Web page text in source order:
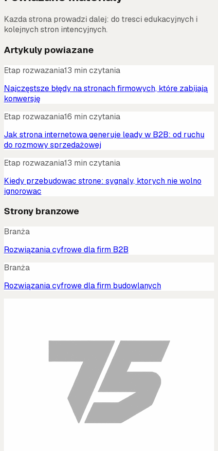
Kazda strona prowadzi dalej: do tresci edukacyjnych i
kolejnych stron intencyjnych.
Artykuly powiazane
Etap rozwazania13 min czytania
Najczęstsze błędy na stronach firmowych, które zabijają
konwersję
Etap rozwazania16 min czytania
Jak strona internetowa generuje leady w B2B: od ruchu
do rozmowy sprzedażowej
Etap rozwazania13 min czytania
Kiedy przebudowac strone: sygnaly, ktorych nie wolno
ignorowac
Strony branzowe
Branża
Rozwiązania cyfrowe dla firm B2B
Branża
Rozwiązania cyfrowe dla firm budowlanych